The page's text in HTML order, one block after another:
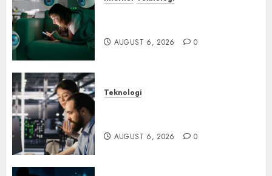
AUGUST 6, 2026 0
Teknologi
AUGUST 6, 2026 0